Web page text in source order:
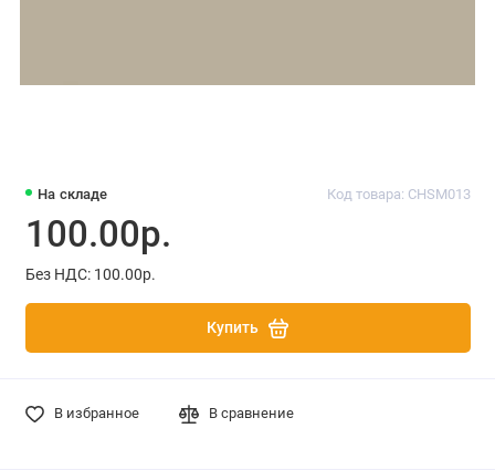
На складе Код товара: CHSM013
100.00р.
Без НДС: 100.00р.
Купить
В избранное В сравнение